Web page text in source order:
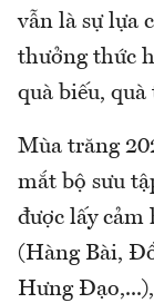
vẫn là sự lựa
thưởng thức
quà biếu, quà
Mùa trăng
mắt bộ sưu
được lấy cảm
(Hàng Bài,
Hưng